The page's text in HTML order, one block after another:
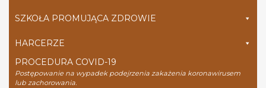
SZKOŁA PROMUJĄCA ZDROWIE
HARCERZE
PROCEDURA COVID-19
Postępowanie na wypadek podejrzenia zakażenia koronawirusem
lub zachorowania.